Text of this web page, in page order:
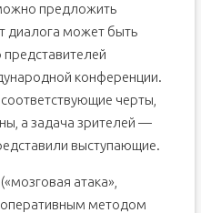
предложить
диалога может быть
конференции.
черты,
а задача зрителей —
выступающие.
атака»,
оперативным методом